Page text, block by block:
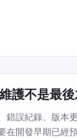
護不是最
錯誤紀錄、版本
在開發早期已經預